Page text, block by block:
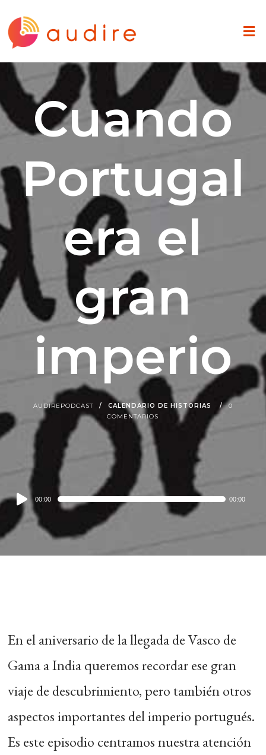
Cuando
Portugal
era el
gran
imperio
AUDIREPODCAST CALENDARIO DE HISTORIAS
0
COMENTARIOS
Audio
Player
00:00 00:00
En el aniversario de la llegada de Vasco de
Gama a India queremos recordar ese gran
viaje de descubrimiento, pero también otros
aspectos importantes del imperio portugués.
Es este episodio centramos nuestra atención